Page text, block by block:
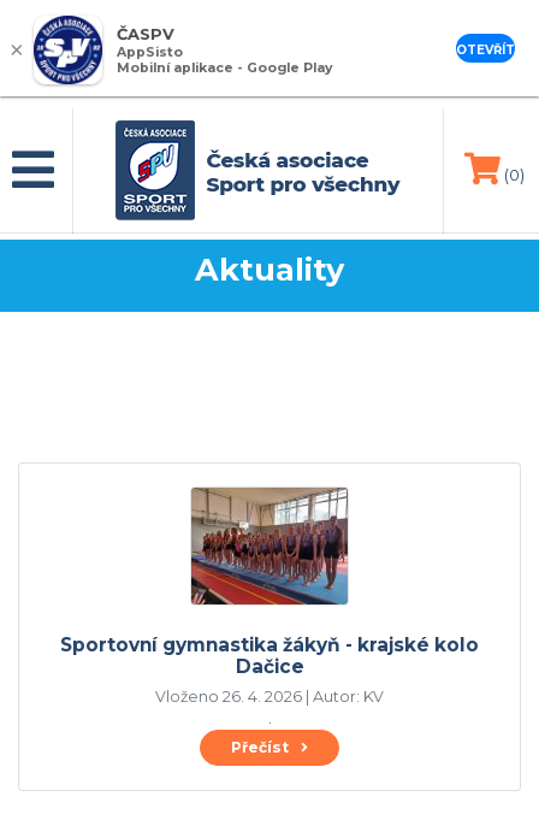
(0)
Aktuality
Sportovní gymnastika žákyň - krajské kolo
Dačice
Vloženo 26. 4. 2026 | Autor: KV
.
Přečíst
×
ČASPV
AppSisto
Mobilní aplikace - Google Play
OTEVŘÍT